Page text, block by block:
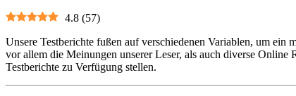
4.8 (57)
Unsere Testberichte fußen auf verschiedenen Variablen, um
vor allem die Meinungen unserer Leser, als auch diverse
Testberichte zu Verfügung stellen.